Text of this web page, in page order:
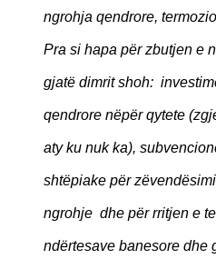
ngrohja qendrore,
Pra si hapa për zbutjen e
gjatë dimrit shoh:
qendrore nëpër qytete
aty ku nuk ka),
shtëpiake për
ngrohje dhe për rritjen e
ndërtesave banesore dhe